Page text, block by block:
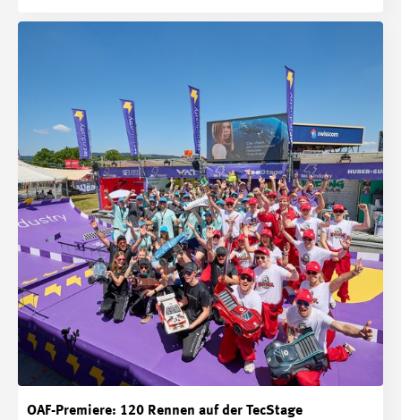
OAF-Premiere: 120 Rennen auf der TecStage